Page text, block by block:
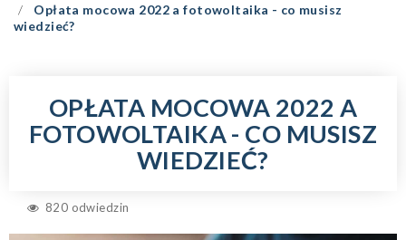
Opłata mocowa 2022 a fotowoltaika - co musisz
wiedzieć?
OPŁATA MOCOWA 2022 A
FOTOWOLTAIKA - CO MUSISZ
WIEDZIEĆ?
820 odwiedzin